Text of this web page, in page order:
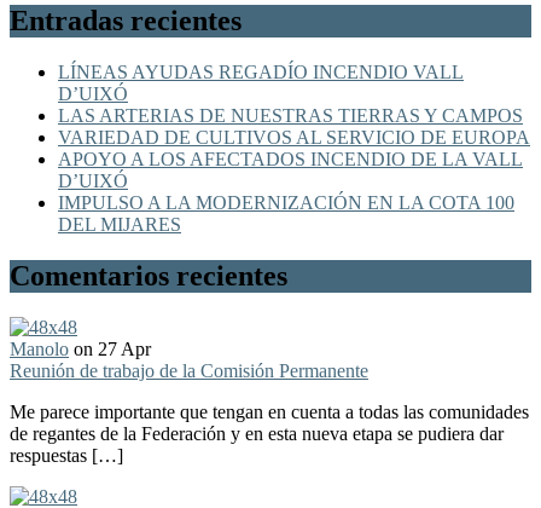
Entradas recientes
LÍNEAS AYUDAS REGADÍO INCENDIO VALL
D’UIXÓ
LAS ARTERIAS DE NUESTRAS TIERRAS Y CAMPOS
VARIEDAD DE CULTIVOS AL SERVICIO DE EUROPA
APOYO A LOS AFECTADOS INCENDIO DE LA VALL
D’UIXÓ
IMPULSO A LA MODERNIZACIÓN EN LA COTA 100
DEL MIJARES
Comentarios recientes
Manolo on 27 Apr
Reunión de trabajo de la Comisión Permanente
Me parece importante que tengan en cuenta a todas las comunidades
de regantes de la Federación y en esta nueva etapa se pudiera dar
respuestas […]